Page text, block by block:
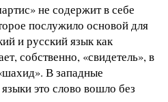
не содержит в себе
послужило основой для
и русский язык как
собственно, «свидетель», в
В западные
это слово вошло без